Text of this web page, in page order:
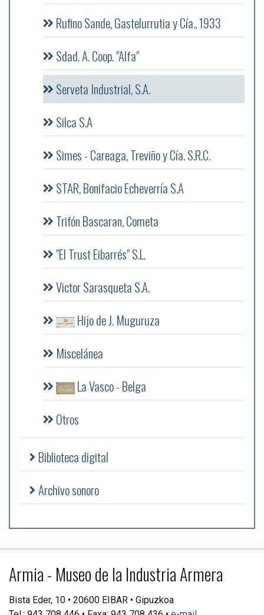
Rufino Sande, Gastelurrutia y Cía., 1933
Sdad. A. Coop. "Alfa"
Serveta Industrial, S.A.
Silca S.A
Simes - Careaga, Treviño y Cía. S.R.C.
STAR, Bonifacio Echeverría S.A
Trifón Bascaran, Cometa
"El Trust Eibarrés" S.L.
Victor Sarasqueta S.A.
Hijo de J. Muguruza
Miscelánea
La Vasco - Belga
Otros
Biblioteca digital
Archivo sonoro
Armia - Museo de la Industria Armera
Bista Eder, 10 • 20600 EIBAR • Gipuzkoa